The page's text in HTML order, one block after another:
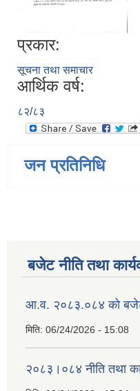
प्रकार:
सूचना तथा समाचार
आर्थिक वर्ष:
८२/८३
जन प्रतिनिधि
बजेट नीति तथा
आ.व. २०८३.०८४ को
मिति: 06/24/2026 - 15:08
२०८३।०८४ नीति तथा